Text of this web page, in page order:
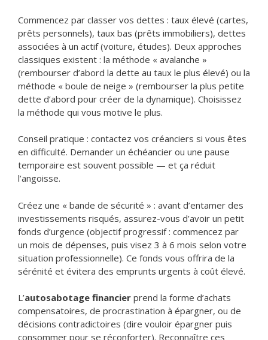
Commencez par classer vos dettes : taux élevé (cartes,
prêts personnels), taux bas (prêts immobiliers), dettes
associées à un actif (voiture, études). Deux approches
classiques existent : la méthode « avalanche »
(rembourser d’abord la dette au taux le plus élevé) ou la
méthode « boule de neige » (rembourser la plus petite
dette d’abord pour créer de la dynamique). Choisissez
la méthode qui vous motive le plus.
Conseil pratique : contactez vos créanciers si vous êtes
en difficulté. Demander un échéancier ou une pause
temporaire est souvent possible — et ça réduit
l’angoisse.
Créez une « bande de sécurité » : avant d’entamer des
investissements risqués, assurez-vous d’avoir un petit
fonds d’urgence (objectif progressif : commencez par
un mois de dépenses, puis visez 3 à 6 mois selon votre
situation professionnelle). Ce fonds vous offrira de la
sérénité et évitera des emprunts urgents à coût élevé.
L’autosabotage financier prend la forme d’achats
compensatoires, de procrastination à épargner, ou de
décisions contradictoires (dire vouloir épargner puis
consommer pour se réconforter). Reconnaître ces